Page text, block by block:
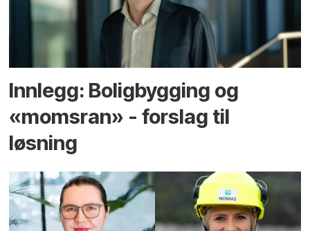
Innlegg: Boligbygging og
«momsran» - forslag til
løsning